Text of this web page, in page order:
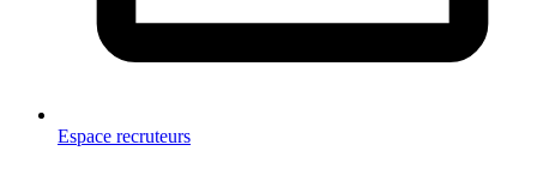
Espace recruteurs